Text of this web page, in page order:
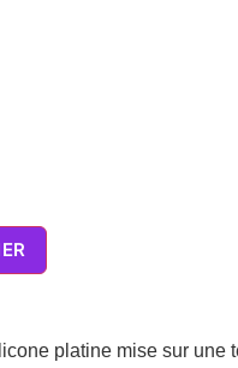
platine mise sur une